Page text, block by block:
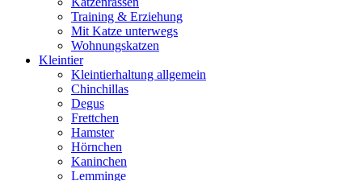
Training & Erziehung
Mit Katze unterwegs
Wohnungskatzen
Kleintier
Kleintierhaltung allgemein
Chinchillas
Degus
Frettchen
Hamster
Hörnchen
Kaninchen
Lemminge